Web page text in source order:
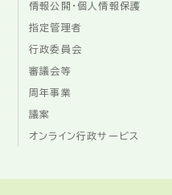
情報公開・個人情報保護
指定管理者
行政委員会
審議会等
周年事業
議案
オンライン行政サービス